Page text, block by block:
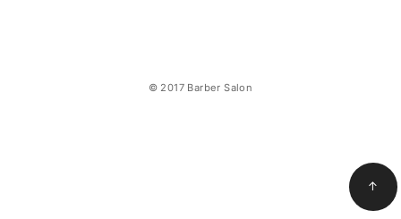
© 2017 Barber Salon
↑